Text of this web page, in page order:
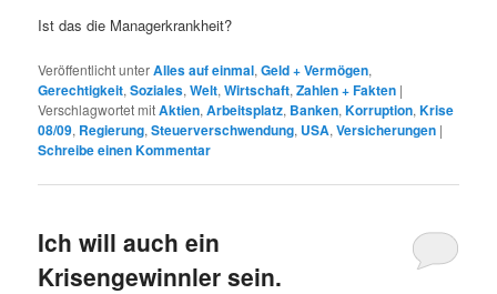
Ist das die Managerkrankheit?
Veröffentlicht unterAlles auf einmal,Geld + Vermögen,
Gerechtigkeit,Soziales,Welt,Wirtschaft,Zahlen + Fakten |
Verschlagwortet mitAktien,Arbeitsplatz, Banken,Korruption,Krise
08/09, Regierung,Steuerverschwendung, USA,Versicherungen |
Schreibe einen Kommentar
Ich will auch ein
Krisengewinnler sein.